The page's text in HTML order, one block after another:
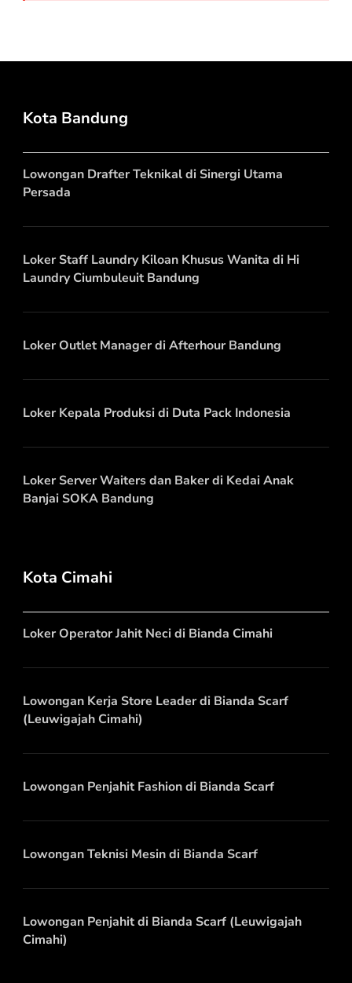
Kota Bandung
Lowongan Drafter Teknikal di Sinergi Utama
Persada
Loker Staff Laundry Kiloan Khusus Wanita di Hi
Laundry Ciumbuleuit Bandung
Loker Outlet Manager di Afterhour Bandung
Loker Kepala Produksi di Duta Pack Indonesia
Loker Server Waiters dan Baker di Kedai Anak
Banjai SOKA Bandung
Kota Cimahi
Loker Operator Jahit Neci di Bianda Cimahi
Lowongan Kerja Store Leader di Bianda Scarf
(Leuwigajah Cimahi)
Lowongan Penjahit Fashion di Bianda Scarf
Lowongan Teknisi Mesin di Bianda Scarf
Lowongan Penjahit di Bianda Scarf (Leuwigajah
Cimahi)